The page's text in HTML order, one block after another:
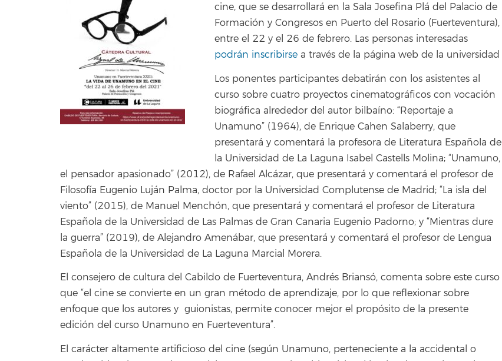
cine, que se desarrollará en la Sala Josefina Plá del Palacio de
Formación y Congresos en Puerto del Rosario (Fuerteventura),
entre el 22 y el 26 de febrero. Las personas interesadas
podrán inscribirse a través de la página web de la universidad
Los ponentes participantes debatirán con los asistentes al
curso sobre cuatro proyectos cinematográficos con vocación
biográfica alrededor del autor bilbaíno: “Reportaje a
Unamuno” (1964), de Enrique Cahen Salaberry, que
presentará y comentará la profesora de Literatura Española de
la Universidad de La Laguna Isabel Castells Molina; “Unamuno,
el pensador apasionado” (2012), de Rafael Alcázar, que presentará y comentará el profesor de
Filosofía Eugenio Luján Palma, doctor por la Universidad Complutense de Madrid; “La isla del
viento” (2015), de Manuel Menchón, que presentará y comentará el profesor de Literatura
Española de la Universidad de Las Palmas de Gran Canaria Eugenio Padorno; y “Mientras dure
la guerra” (2019), de Alejandro Amenábar, que presentará y comentará el profesor de Lengua
Española de la Universidad de La Laguna Marcial Morera.
El consejero de cultura del Cabildo de Fuerteventura, Andrés Briansó, comenta sobre este curso
que “el cine se convierte en un gran método de aprendizaje, por lo que reflexionar sobre
enfoque que los autores y guionistas, permite conocer mejor el propósito de la presente
edición del curso Unamuno en Fuerteventura”.
El carácter altamente artificioso del cine (según Unamuno, perteneciente a la accidental o